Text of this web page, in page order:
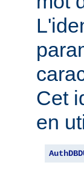
Cet
en